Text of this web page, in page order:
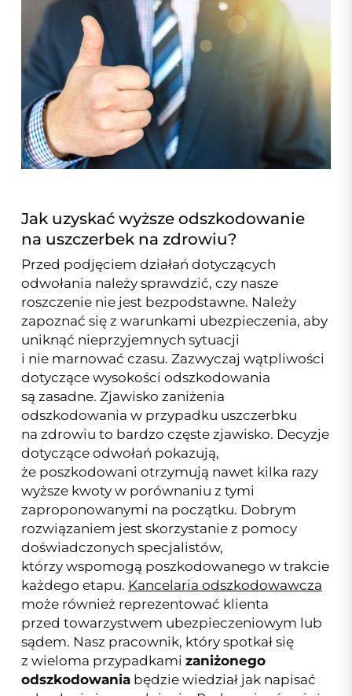
Jak uzyskać wyższe odszkodowanie
na uszczerbek na zdrowiu?
Przed podjęciem działań dotyczących
odwołania należy sprawdzić, czy nasze
roszczenie nie jest bezpodstawne. Należy
zapoznać się z warunkami ubezpieczenia, aby
uniknąć nieprzyjemnych sytuacji
i nie marnować czasu. Zazwyczaj wątpliwości
dotyczące wysokości odszkodowania
są zasadne. Zjawisko zaniżenia
odszkodowania w przypadku uszczerbku
na zdrowiu to bardzo częste zjawisko. Decyzje
dotyczące odwołań pokazują,
że poszkodowani otrzymują nawet kilka razy
wyższe kwoty w porównaniu z tymi
zaproponowanymi na początku. Dobrym
rozwiązaniem jest skorzystanie z pomocy
doświadczonych specjalistów,
którzy wspomogą poszkodowanego w trakcie
każdego etapu. Kancelaria odszkodowawcza
może również reprezentować klienta
przed towarzystwem ubezpieczeniowym lub
sądem. Nasz pracownik, który spotkał się
z wieloma przypadkami zaniżonego
odszkodowaniabędzie wiedział jak napisać